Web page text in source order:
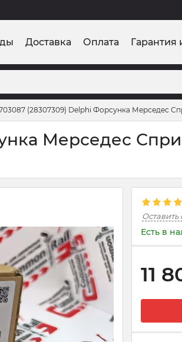
Доставка Оплата Гарантия
(28307309) Delphi Форсунка Мерседес
Мерседес
Оставить
Есть в
11